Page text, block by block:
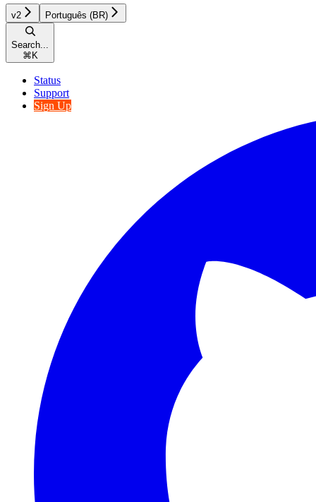
v2 Português (BR)
Search...
⌘ K
Status
Support
Sign Up